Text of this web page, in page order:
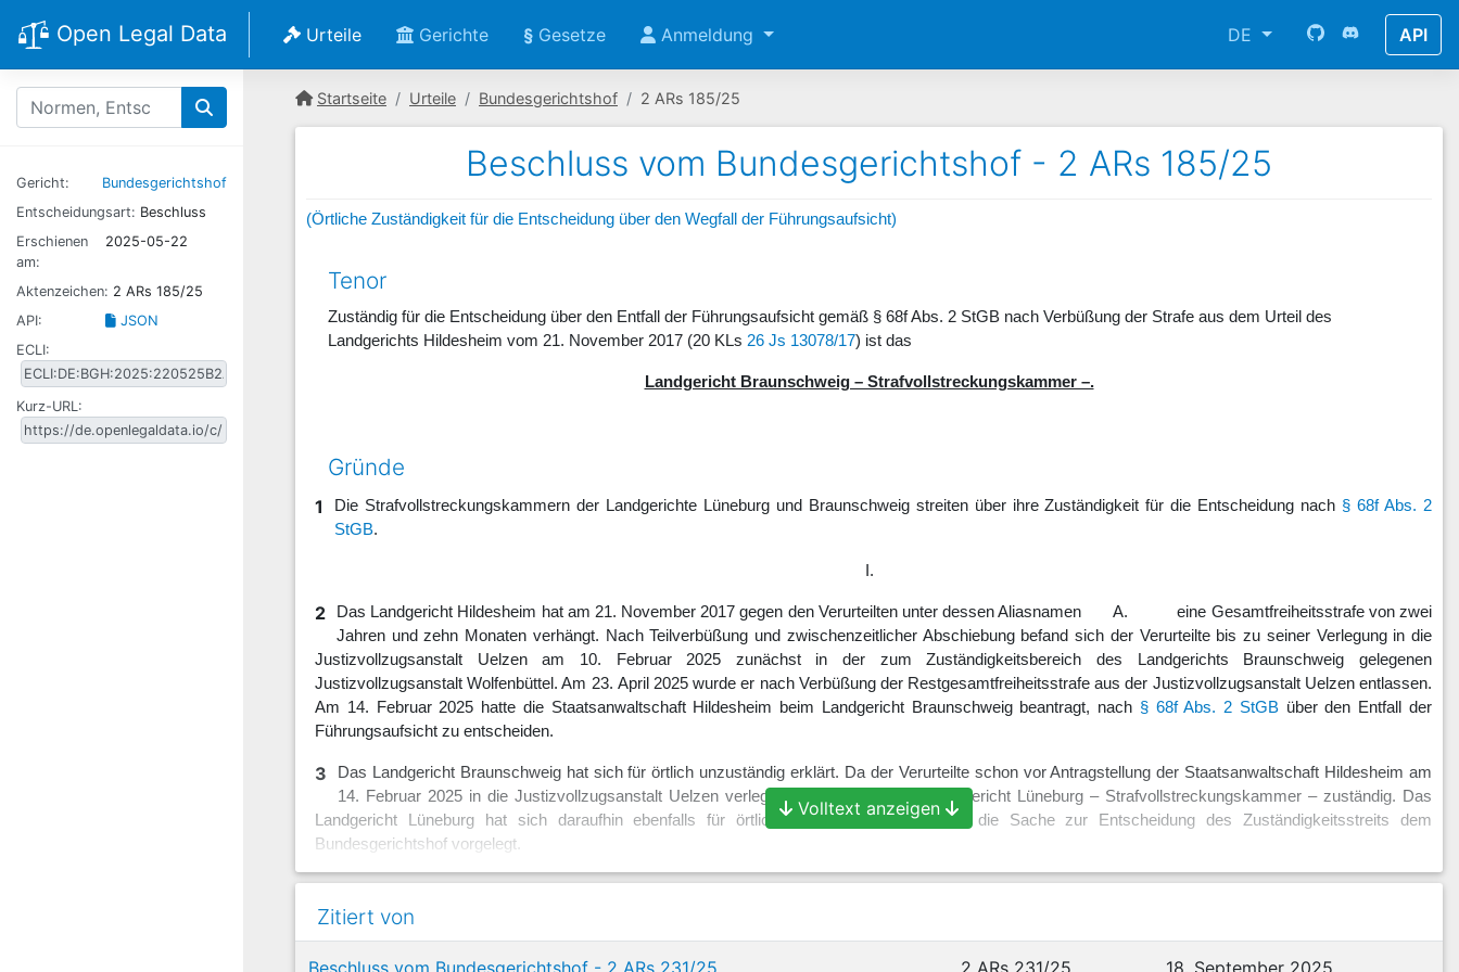
Open Legal Data Urteile Gerichte § Gesetze Anmeldung DE API
Gericht:
Bundesgerichtshof
Entscheidungsart: Beschluss
Erschienen
am:
2025-05-22
Aktenzeichen: 2 ARs 185/25
API:
JSON
ECLI:
Kurz-URL:
Startseite Urteile Bundesgerichtshof 2 ARs 185/25
Beschluss vom Bundesgerichtshof - 2 ARs 185/25
(Örtliche Zuständigkeit für die Entscheidung über den Wegfall der Führungsaufsicht)
Tenor
Zuständig für die Entscheidung über den Entfall der Führungsaufsicht gemäß § 68f Abs. 2 StGB nach Verbüßung der Strafe aus dem Urteil des
Landgerichts Hildesheim vom 21. November 2017 (20 KLs 26 Js 13078/17) ist das
Landgericht Braunschweig – Strafvollstreckungskammer –.
Gründe
1 Die Strafvollstreckungskammern der Landgerichte Lüneburg und Braunschweig streiten über ihre Zuständigkeit für die Entscheidung nach § 68f Abs. 2
StGB.
I.
2
Das Landgericht Hildesheim hat am 21. November 2017 gegen den Verurteilten unter dessen Aliasnamen A. eine Gesamtfreiheitsstrafe von zwei
Jahren und zehn Monaten verhängt. Nach Teilverbüßung und zwischenzeitlicher Abschiebung befand sich der Verurteilte bis zu seiner Verlegung in die
Justizvollzugsanstalt Uelzen am 10. Februar 2025 zunächst in der zum Zuständigkeitsbereich des Landgerichts Braunschweig gelegenen
Justizvollzugsanstalt Wolfenbüttel. Am 23. April 2025 wurde er nach Verbüßung der Restgesamtfreiheitsstrafe aus der Justizvollzugsanstalt Uelzen entlassen.
Am 14. Februar 2025 hatte die Staatsanwaltschaft Hildesheim beim Landgericht Braunschweig beantragt, nach § 68f Abs. 2 StGBüber den Entfall der
Führungsaufsicht zu entscheiden.
3
Das Landgericht Braunschweig hat sich für örtlich unzuständig erklärt. Da der Verurteilte schon vor Antragstellung der Staatsanwaltschaft Hildesheim am
14. Februar 2025 in die Justizvollzugsanstalt Uelzen verlegt worden sei, sei das Landgericht Lüneburg – Strafvollstreckungskammer – zuständig. Das
Landgericht Lüneburg hat sich daraufhin ebenfalls für örtlich unzuständig erklärt und die Sache zur Entscheidung des Zuständigkeitsstreits dem
Bundesgerichtshof vorgelegt.
II.
4 1. Der Bundesgerichtshof ist für die Entscheidung gemäß
Volltext anzeigen
Zitiert von
Beschluss vom Bundesgerichtshof - 2 ARs 231/25 2 ARs 231/25 18. September 2025